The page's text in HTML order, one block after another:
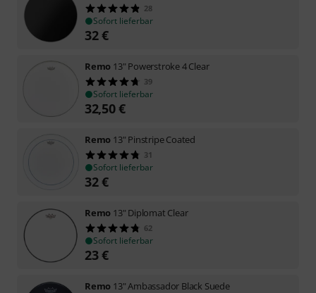
28
Sofort lieferbar
32€
Remo 13" Powerstroke 4 Clear
39
Sofort lieferbar
32,50€
Remo 13" Pinstripe Coated
31
Sofort lieferbar
32€
Remo 13" Diplomat Clear
62
Sofort lieferbar
23€
Remo 13" Ambassador Black Suede